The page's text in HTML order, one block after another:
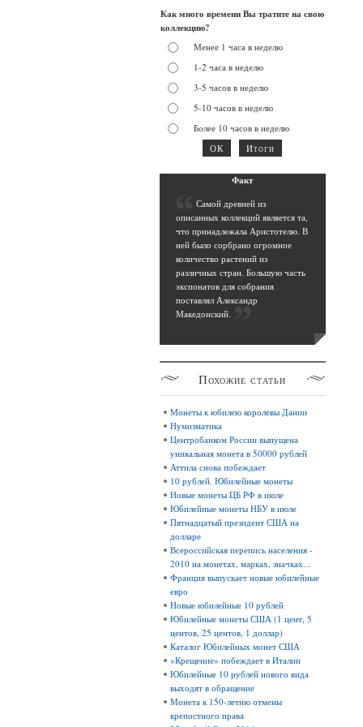
Как много времени Вы тратите на свою
коллекцию?
Менее 1 часа в неделю
1-2 часа в неделю
3-5 часов в неделю
5-10 часов в неделю
Более 10 часов в неделю
Факт
Самой древней из
описанных коллекций является та,
что принадлежала Аристотелю. В
ней было сорбрано огромное
количество растений из
различных стран. Большую часть
экспонатов для собрания
поставлял Александр
Македонский.
Похожие статьи
Монеты к юбилею королевы Дании
Нумизматика
Центробанком России выпущена
уникальная монета в 50000 рублей
Аттила снова побеждает
10 рублей. Юбилейные монеты
Новые монеты ЦБ РФ в июле
Юбилейные монеты НБУ в июле
Пятнадцатый президент США на
долларе
Всероссийская перепись населения -
2010 на монетах, марках, значках...
Франция выпускает новые юбилейные
евро
Новые юбилейные 10 рублей
Юбилейные монеты США (1 цент, 5
центов, 25 центов, 1 доллар)
Каталог Юбилейных монет США
«Крещение» побеждает в Италии
Юбилейные 10 рублей нового вида
выходят в обращение
Монета к 150-летию отмены
крепостного права